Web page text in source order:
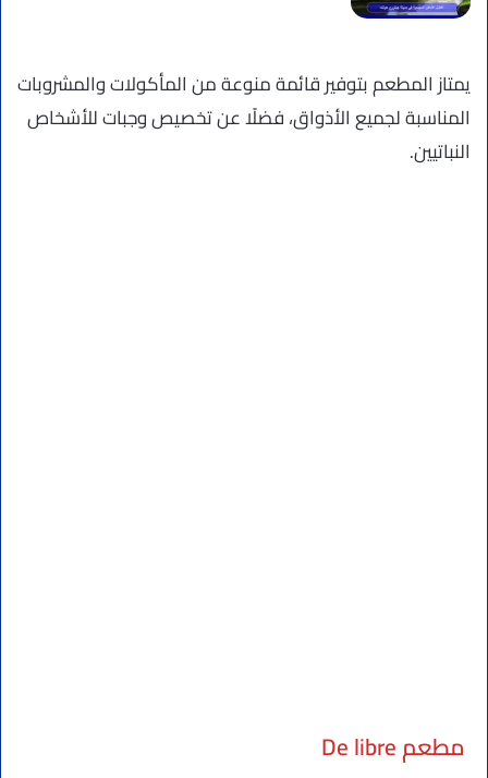
يمتاز المطعم بتوفير قائمة منوعة من المأكولات والمشروبات
المناسبة لجميع الأذواق، فضلًا عن تخصيص وجبات للأشخاص
النباتيين.
مطعم De libre